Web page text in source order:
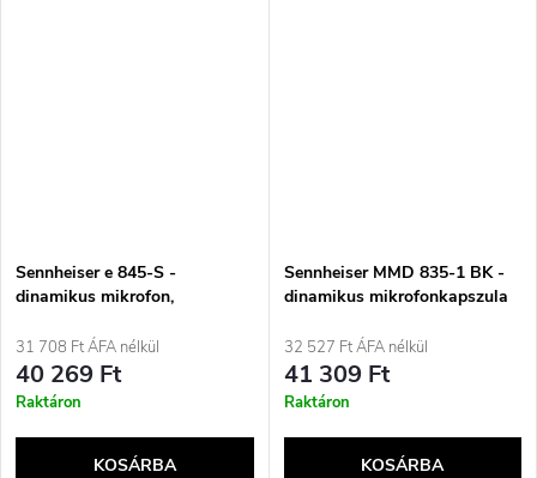
Sennheiser e 845-S -
dinamikus mikrofon,
kialakítás
31 708 Ft ÁFA nélkül
40 269 Ft
Raktáron
KOSÁRBA
Sennheiser MMD 835-1 BK -
dinamikus mikrofonkapszula
32 527 Ft ÁFA nélkül
41 309 Ft
Raktáron
KOSÁRBA